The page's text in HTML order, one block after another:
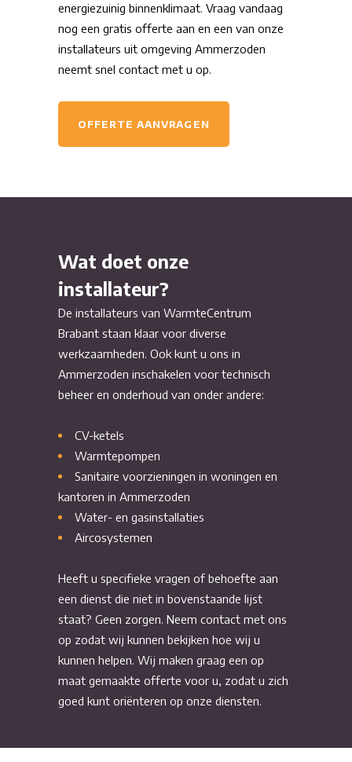
energiezuinig binnenklimaat. Vraag vandaag
nog een gratis offerte aan en een van onze
installateurs uit omgeving Ammerzoden
neemt snel contact met u op.
OFFERTE AANVRAGEN
Wat doet onze
installateur?
De installateurs van WarmteCentrum
Brabant staan klaar voor diverse
werkzaamheden. Ook kunt u ons in
Ammerzoden inschakelen voor technisch
beheer en onderhoud van onder andere:
CV-ketels
Warmtepompen
Sanitaire voorzieningen in woningen en
kantoren in Ammerzoden
Water- en gasinstallaties
Aircosystemen
Heeft u specifieke vragen of behoefte aan
een dienst die niet in bovenstaande lijst
staat? Geen zorgen. Neem contact met ons
op zodat wij kunnen bekijken hoe wij u
kunnen helpen. Wij maken graag een op
maat gemaakte offerte voor u, zodat u zich
goed kunt oriënteren op onze diensten.